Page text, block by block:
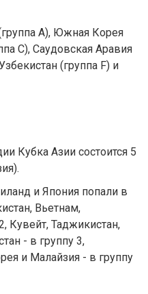
A), Южная Корея
C), Саудовская Аравия
(группа F) и
Кубка Азии состоится 5
и Япония попали в
Вьетнам,
Кувейт, Таджикистан,
- в группу 3,
и Малайзия - в группу